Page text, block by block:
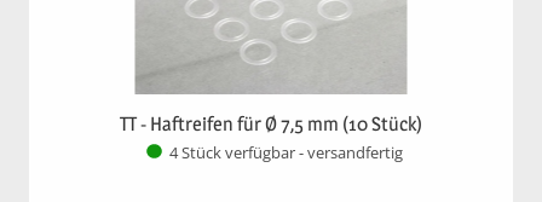
TT - Haftreifen für Ø 7,5 mm (10 Stück)
4 Stück verfügbar - versandfertig